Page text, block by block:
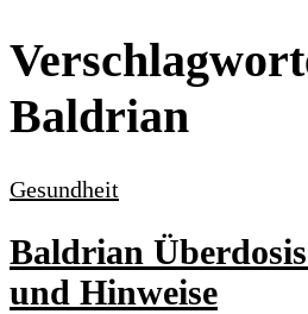
Baldrian
Gesundheit
Baldrian
und Hinweise